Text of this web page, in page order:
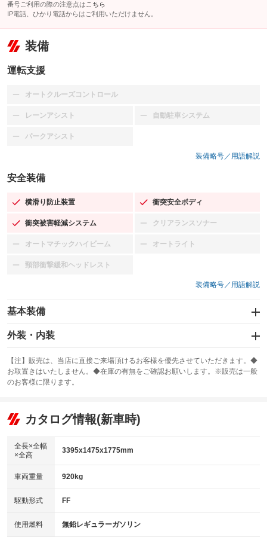
番号ご利用の際の注意点は こちら
IP電話、ひかり電話からはご利用いただけません。
装備
運転支援
オートクルーズコントロール
：装備なし
レーンアシスト
：装備なし 自動駐車システム
：装備なし
パークアシスト
：装備なし
装備略号／用語解説
安全装備
横滑り防止装置
：装備あり 衝突安全ボディ
：装備あり
衝突被害軽減システム
：装備あり クリアランスソナー
：装備なし
オートマチックハイビーム
：装備なし オートライト
：装備なし
頸部衝撃緩和ヘッドレスト
：装備なし
装備略号／用語解説
基本装備
エアバッグ：運転席/助手席
：装備あり
：装備なし
サンルーフ
：装備なし ABS
リフトアップ
：装備なし
：装備なし
パワーウィンドウ
アイドリングストップ
：装備あり
USB入力端子
：装備なし
100V電源
：装備なし
外装・内装
カーナビ：SDナビ
：装備あり
TV
：装備なし
ビジュアル
：装備なし
アルミホイール
：装備なし
HID(キセノンライト)
バックカメラ
【注】販売は、当店に直接ご来場頂けるお客様を優先させていただきます。◆
お取置きはいたしません。◆在庫の有無をご確認お願いします。※販売は一般
のお客様に限ります。
カタログ情報(新車時)
全長×全幅
×全高
3395x1475x1775mm
車両重量 920kg
駆動形式 FF
使用燃料 無鉛レギュラーガソリン